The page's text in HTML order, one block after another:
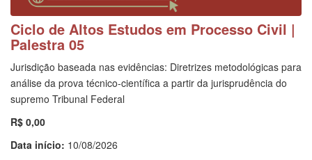
Ciclo de Altos Estudos em Processo Civil |
Palestra 05
Jurisdição baseada nas evidências: Diretrizes metodológicas para
análise da prova técnico-científica a partir da jurisprudência do
supremo Tribunal Federal
R$ 0,00
Data início: 10/08/2026